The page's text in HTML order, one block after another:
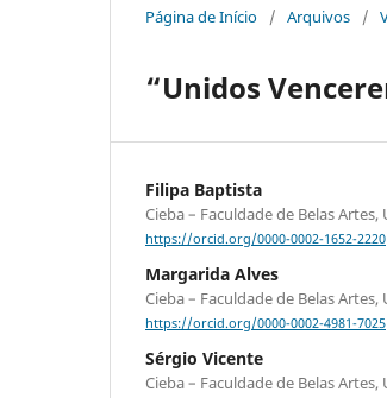
Página de Início / Arquivos /
“Unidos
Filipa Baptista
Cieba – Faculdade de Belas
https://orcid.org/0000-0002-1652-2220
Margarida Alves
Cieba – Faculdade de Belas
https://orcid.org/0000-0002-4981-7025
Sérgio Vicente
Cieba – Faculdade de Belas